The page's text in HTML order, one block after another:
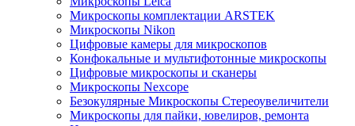
Микроскопы комплектации ARSTEK
Микроскопы Nikon
Цифровые камеры для микроскопов
Конфокальные и мультифотонные микроскопы
Цифровые микроскопы и сканеры
Микроскопы Nexcope
Безокулярные Микроскопы Стереоувеличители
Микроскопы для пайки, ювелиров, ремонта